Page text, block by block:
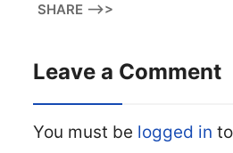
SHARE -->>
Leave a Comment
You must be logged in